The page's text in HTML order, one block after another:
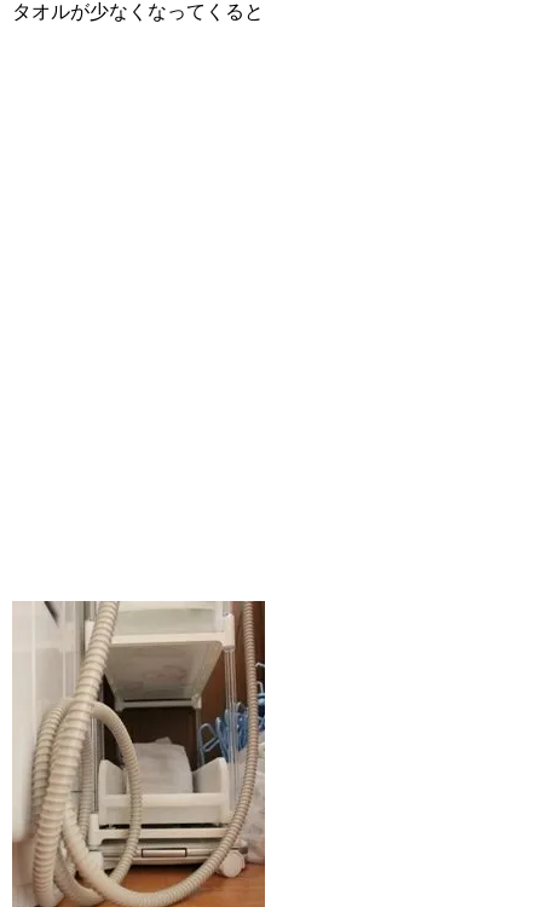
タオルが少なくなってくると